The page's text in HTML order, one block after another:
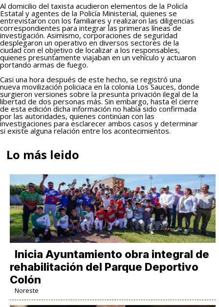
Al domicilio del taxista acudieron elementos de la Policía
Estatal y agentes de la Policía Ministerial, quienes se
entrevistaron con los familiares y realizaron las diligencias
correspondientes para integrar las primeras líneas de
investigación. Asimismo, corporaciones de seguridad
desplegaron un operativo en diversos sectores de la
ciudad con el objetivo de localizar a los responsables,
quienes presuntamente viajaban en un vehículo y actuaron
portando armas de fuego.
Casi una hora después de este hecho, se registró una
nueva movilización policiaca en la colonia Los Sauces, donde
surgieron versiones sobre la presunta privación ilegal de la
libertad de dos personas más. Sin embargo, hasta el cierre
de esta edición dicha información no había sido confirmada
por las autoridades, quienes continúan con las
investigaciones para esclarecer ambos casos y determinar
si existe alguna relación entre los acontecimientos.
Lo más leido
Inicia Ayuntamiento obra integral de
rehabilitación del Parque Deportivo
Colón
Noreste